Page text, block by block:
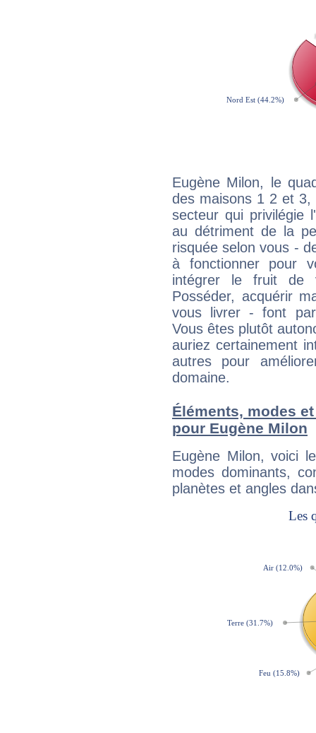
Eugène Milon, le
des maisons 1 2 et
secteur qui privilégie
au détriment de la
risquée selon vous -
à fonctionner pour
intégrer le fruit de
Posséder, acquérir
vous livrer - font
Vous êtes plutôt
auriez certainement
autres pour
domaine.
Éléments, modes
pour Eugène Milon
Eugène Milon, voici
modes dominants,
planètes et angles